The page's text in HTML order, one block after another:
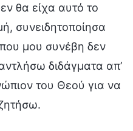
θα είχα αυτό το
συνειδητοποίησα
μου συνέβη δεν
διδάγματα απ’
του Θεού για να